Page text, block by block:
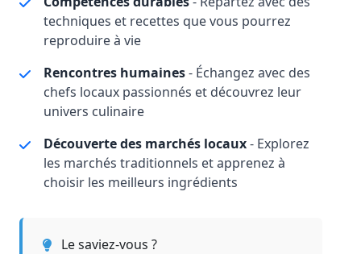
techniques et recettes que vous pourrez
reproduire à vie
Rencontres humaines- Échangez avec des
chefs locaux passionnés et découvrez leur
univers culinaire
Découverte des marchés locaux- Explorez
les marchés traditionnels et apprenez à
choisir les meilleurs ingrédients
Le saviez-vous ?